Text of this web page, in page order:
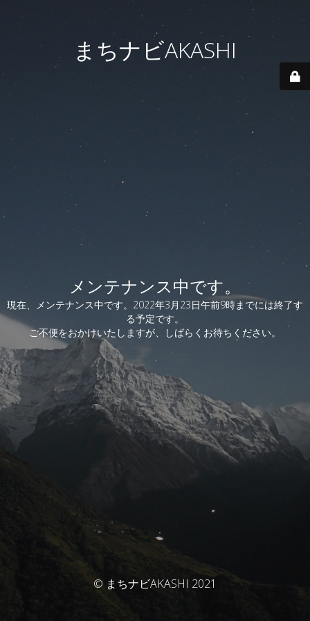
まちナビAKASHI
メンテナンス中です。
現在、メンテナンス中です。2022年3月23日午前9時までには終了す
る予定です。
ご不便をおかけいたしますが、しばらくお待ちください。
© まちナビAKASHI 2021